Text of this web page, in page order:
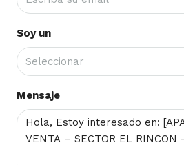
Soy un
Seleccionar
Mensaje